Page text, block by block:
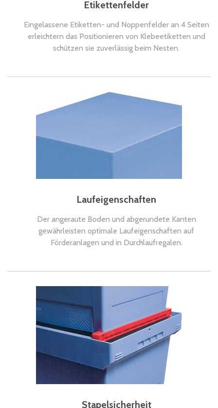
Etikettenfelder
Eingelassene Etiketten- und Noppenfelder an 4 Seiten
erleichtern das Positionieren von Klebeetiketten und
schützen sie zuverlässig beim Nesten.
Laufeigenschaften
Der angeraute Boden und abgerundete Kanten
gewährleisten optimale Laufeigenschaften auf
Förderanlagen und in Durchlaufregalen.
Stapelsicherheit